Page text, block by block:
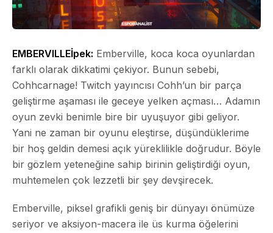
EMBERVILLEİpek: Emberville, koca koca oyunlardan
farklı olarak dikkatimi çekiyor. Bunun sebebi,
Cohhcarnage! Twitch yayıncısı Cohh’un bir parça
geliştirme aşaması ile geceye yelken açması… Adamın
oyun zevki benimle bire bir uyuşuyor gibi geliyor.
Yani ne zaman bir oyunu eleştirse, düşündüklerime
bir hoş geldin demesi açık yüreklilikle doğrudur. Böyle
bir gözlem yeteneğine sahip birinin geliştirdiği oyun,
muhtemelen çok lezzetli bir şey devşirecek.
Emberville, piksel grafikli geniş bir dünyayı önümüze
seriyor ve aksiyon-macera ile üs kurma öğelerini